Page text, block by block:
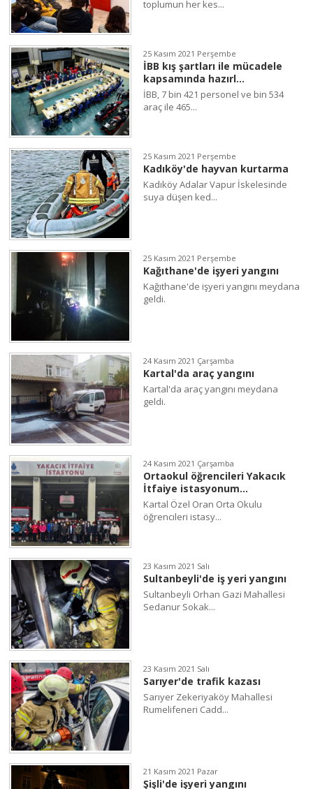
toplumun her kes...
25 Kasım 2021 Perşembe
İBB kış şartları ile mücadele
kapsamında hazırl...
İBB, 7 bin 421 personel ve bin 534
araç ile 465...
25 Kasım 2021 Perşembe
Kadıköy'de hayvan kurtarma
Kadıköy Adalar Vapur İskelesinde
suya düşen ked...
25 Kasım 2021 Perşembe
Kağıthane'de işyeri yangını
Kağıthane'de işyeri yangını meydana
geldi.
24 Kasım 2021 Çarşamba
Kartal'da araç yangını
Kartal'da araç yangını meydana
geldi.
24 Kasım 2021 Çarşamba
Ortaokul öğrencileri Yakacık
İtfaiye istasyonum...
Kartal Özel Oran Orta Okulu
öğrencıleri istasy...
23 Kasım 2021 Salı
Sultanbeyli'de iş yeri yangını
Sultanbeyli Orhan Gazi Mahallesi
Sedanur Sokak...
23 Kasım 2021 Salı
Sarıyer'de trafik kazası
Sarıyer Zekeriyaköy Mahallesi
Rumelifeneri Cadd...
21 Kasım 2021 Pazar
Şişli'de işyeri yangını